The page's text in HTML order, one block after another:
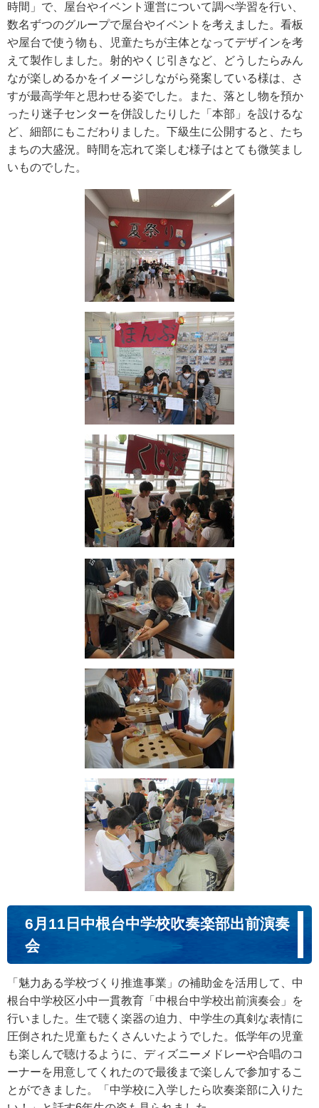
時間」で、屋台やイベント運営について調べ学習を行い、
数名ずつのグループで屋台やイベントを考えました。看板
や屋台で使う物も、児童たちが主体となってデザインを考
えて製作しました。射的やくじ引きなど、どうしたらみん
なが楽しめるかをイメージしながら発案している様は、さ
すが最高学年と思わせる姿でした。また、落とし物を預か
ったり迷子センターを併設したりした「本部」を設けるな
ど、細部にもこだわりました。下級生に公開すると、たち
まちの大盛況。時間を忘れて楽しむ様子はとても微笑まし
いものでした。
6月11日中根台中学校吹奏楽部出前演奏
会
「魅力ある学校づくり推進事業」の補助金を活用して、中
根台中学校区小中一貫教育「中根台中学校出前演奏会」を
行いました。生で聴く楽器の迫力、中学生の真剣な表情に
圧倒された児童もたくさんいたようでした。低学年の児童
も楽しんで聴けるように、ディズニーメドレーや合唱のコ
ーナーを用意してくれたので最後まで楽しんで参加するこ
とができました。「中学校に入学したら吹奏楽部に入りた